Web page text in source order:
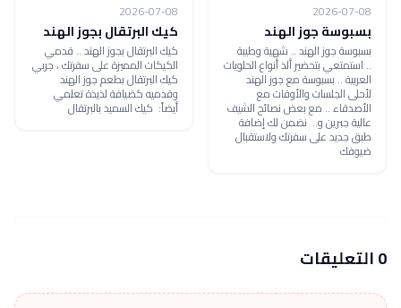
2026-07-08
بسبوسة جوز الهند
بسبوسة جوز الهند .. شهية وطيبة
.. استمتعي بتحضير ألذ أنواع الحلويات
العربية .. بسبوسة مع جوز الهند
لأحلى الجلسات والأوقات مع
الأصدقاء .. مع بعض نصائح الشيف
عالية جبرين و.. نضمن لك إضافة
طبق جديد على سفرتك ولاستقبال
ضيوفك
2026-07-08
كيك البرتقال بجوز الهند
كيك البرتقال بجوز الهند .. قدمي
الكيكات المميزة على سفرتك ، جربي
كيك البرتقال بطعم جوز الهند
وقدميه كضيافة لذيذة تعلمي
أيضاً: كيك السميد بالبرتقال
0 التعليقات